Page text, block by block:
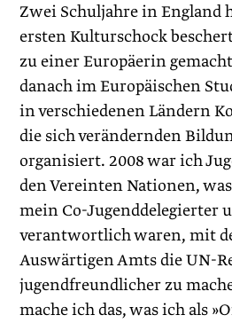
Zwei Schuljahre in England
ersten Kulturschock
zu einer Europäerin
danach im Europäischen
in verschiedenen Ländern
die sich verändernden
organisiert. 2008 war ich
den Vereinten Nationen,
mein Co-Jugenddelegierter
verantwortlich waren, mit
Auswärtigen Amts die UN-
jugendfreundlicher zu
mache ich das, was ich als